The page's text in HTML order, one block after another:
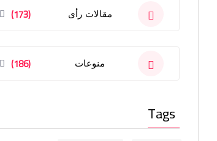
مقالات رأى (173)
منوعات (186)
Tags